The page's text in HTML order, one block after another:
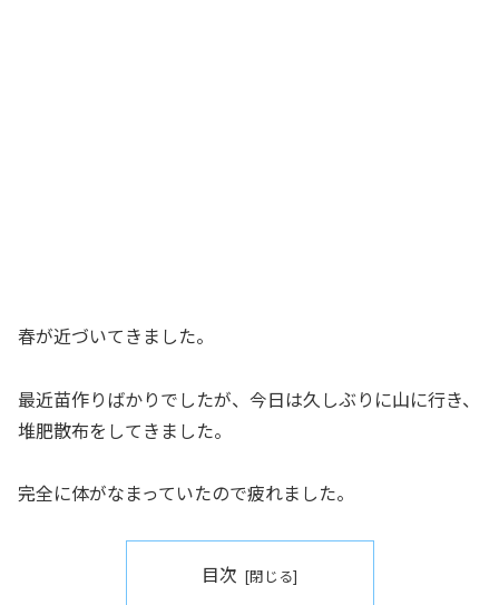
春が近づいてきました。
最近苗作りばかりでしたが、今日は久しぶりに山に行き、
堆肥散布をしてきました。
完全に体がなまっていたので疲れました。
目次